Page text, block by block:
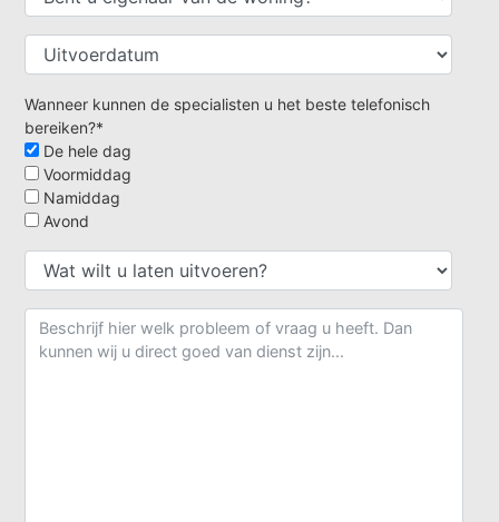
Wanneer kunnen de specialisten u het beste telefonisch
bereiken?*
De hele dag
Voormiddag
Namiddag
Avond